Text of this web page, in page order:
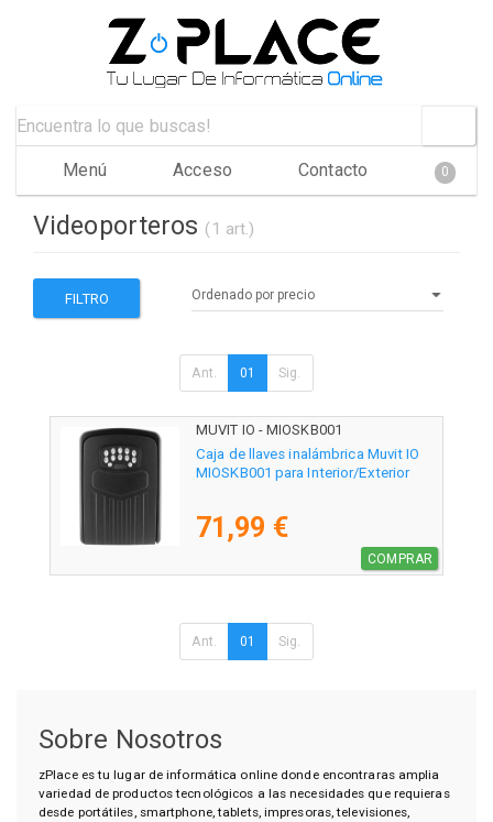
Menú Acceso Contacto 0
Videoporteros (1 art.)
FILTRO
Ant. 01 Sig.
MUVIT IO - MIOSKB001
Caja de llaves inalámbrica Muvit IO
MIOSKB001 para Interior/Exterior
71,99 €
COMPRAR
Ant. 01 Sig.
Sobre Nosotros
zPlace es tu lugar de informática online donde encontraras amplia
variedad de productos tecnológicos a las necesidades que requieras
desde portátiles, smartphone, tablets, impresoras, televisiones,